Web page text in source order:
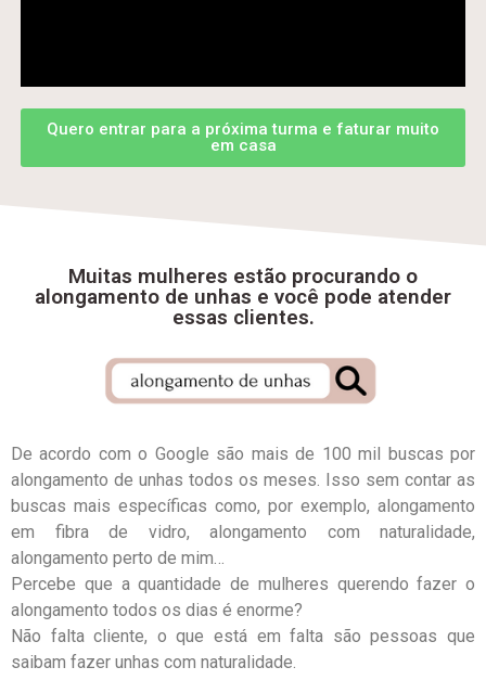
Quero entrar para a próxima turma e faturar muito
em casa
Muitas mulheres estão procurando o
alongamento de unhas e você pode atender
essas clientes.
De acordo com o Google são mais de 100 mil buscas por
alongamento de unhas todos os meses. Isso sem contar as
buscas mais específicas como, por exemplo, alongamento
em fibra de vidro, alongamento com naturalidade,
alongamento perto de mim…
Percebe que a quantidade de mulheres querendo fazer o
alongamento todos os dias é enorme?
Não falta cliente, o que está em falta são pessoas que
saibam fazer unhas com naturalidade.